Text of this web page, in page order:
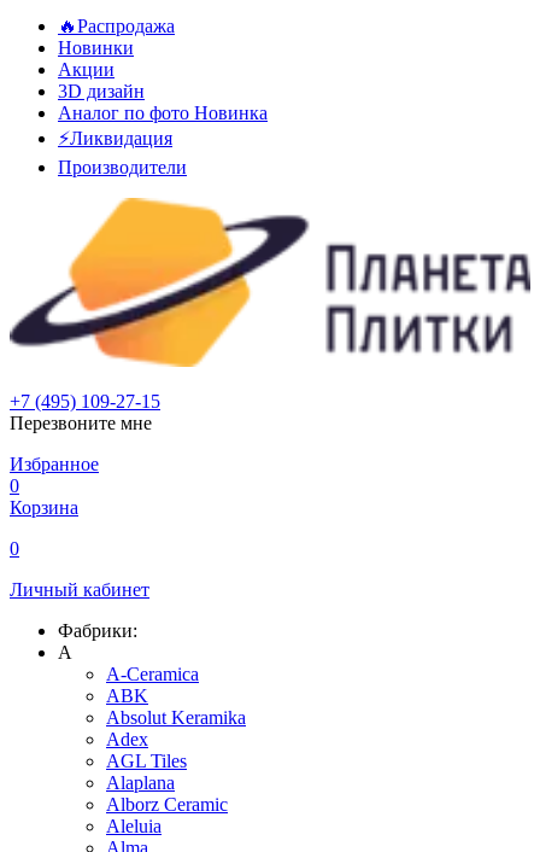
🔥Распродажа
Новинки
Акции
3D дизайн
Аналог по фото Новинка
⚡Ликвидация
Производители
+7 (495) 109-27-15
Перезвоните мне
Избранное
0
Корзина
0
Личный кабинет
Фабрики:
A
A-Ceramica
ABK
Absolut Keramika
Adex
AGL Tiles
Alaplana
Alborz Ceramic
Aleluia
Alma